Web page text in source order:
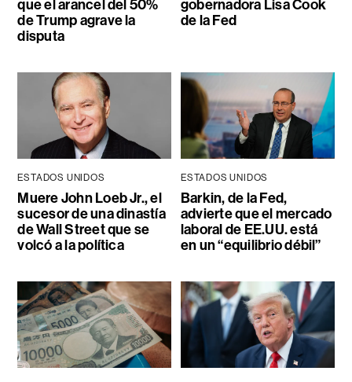
que el arancel del 50%
de Trump agrave la
disputa
gobernadora Lisa Cook
de la Fed
ESTADOS UNIDOS
Muere John Loeb Jr., el
sucesor de una dinastía
de Wall Street que se
volcó a la política
ESTADOS UNIDOS
Barkin, de la Fed,
advierte que el mercado
laboral de EE.UU. está
en un “equilibrio débil”